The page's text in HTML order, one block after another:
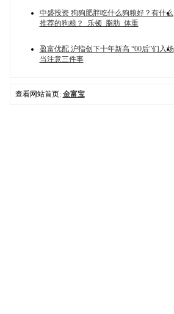
中盛投资 狗狗肥胖吃什么狗粮好？有什么
推荐的狗粮？_乐顿_脂肪_体重
盈富优配 沪指创下十年新高 “00后”们入场
当注意三件事
查看网站首页: 金富宝